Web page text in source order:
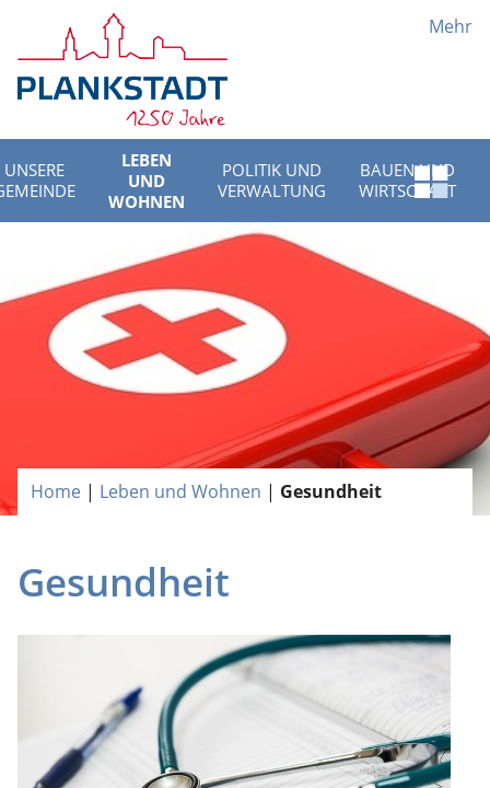
Mehr
UNSERE
LEBEN
UND
WOHNEN
POLITIK UND
VERWALTUNG
BAUEN UND
WIRTSCHAFT
Menü
Home | Leben und Wohnen | Gesundheit
Gesundheit